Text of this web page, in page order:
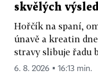
skvělých
Hořčík na spaní,
únavě a kreatin
stravy slibuje řadu
6. 8. 2026 ▪ 16:13 min.